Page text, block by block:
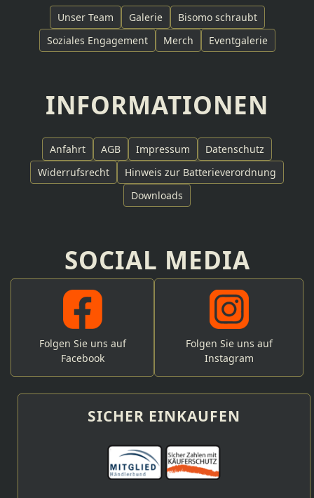
Unser Team Galerie
Bisomo schraubt
Soziales Engagement
Merch Eventgalerie
INFORMATIONEN
Anfahrt AGB Impressum
Datenschutz
Widerrufsrecht
Hinweis zur Batterieverordnung
Downloads
SOCIAL MEDIA
Folgen Sie uns auf
Facebook
Folgen Sie uns auf
Instagram
SICHER EINKAUFEN